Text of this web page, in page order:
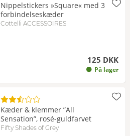
Nippelstickers »Square« med 3
forbindelseskæder
Cottelli ACCESSOIRES
125 DKK
På lager
Kæder & klemmer ”All
Sensation”, rosé-guldfarvet
Fifty Shades of Grey